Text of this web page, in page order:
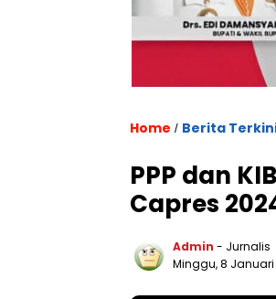
Home / Berita
PPP dan
Capres
Admin - Jurnalis
Minggu, 8 Januari